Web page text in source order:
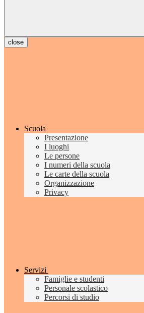
close
Scuola
Presentazione
I luoghi
Le persone
I numeri della scuola
Le carte della scuola
Organizzazione
Privacy
Servizi
Famiglie e studenti
Personale scolastico
Percorsi di studio